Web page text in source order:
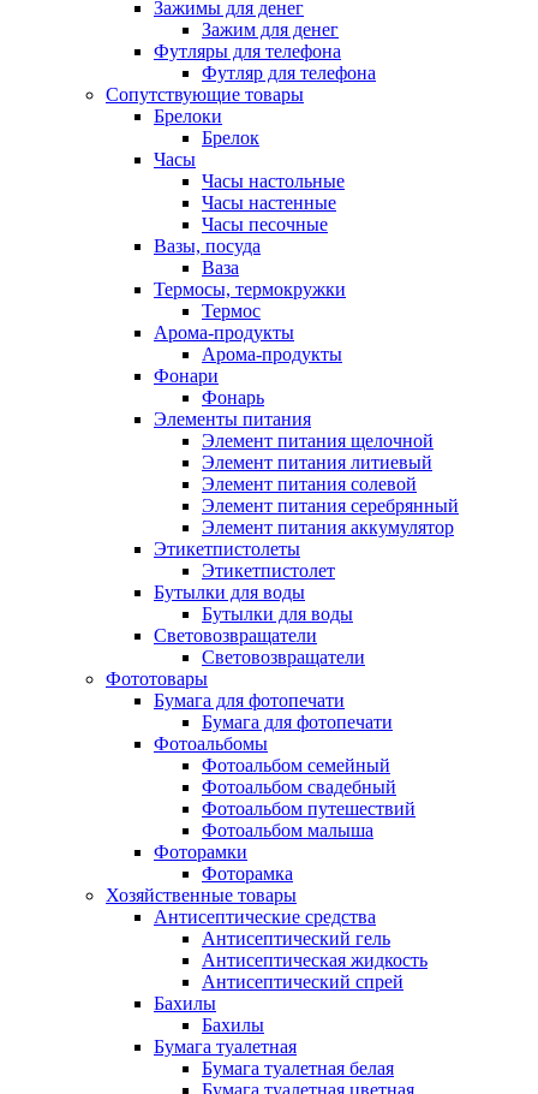
Зажимы для денег
Зажим для денег
Футляры для телефона
Футляр для телефона
Сопутствующие товары
Брелоки
Брелок
Часы
Часы настольные
Часы настенные
Часы песочные
Вазы, посуда
Ваза
Термосы, термокружки
Термос
Арома-продукты
Арома-продукты
Фонари
Фонарь
Элементы питания
Элемент питания щелочной
Элемент питания литиевый
Элемент питания солевой
Элемент питания серебрянный
Элемент питания аккумулятор
Этикетпистолеты
Этикетпистолет
Бутылки для воды
Бутылки для воды
Световозвращатели
Световозвращатели
Фототовары
Бумага для фотопечати
Бумага для фотопечати
Фотоальбомы
Фотоальбом семейный
Фотоальбом свадебный
Фотоальбом путешествий
Фотоальбом малыша
Фоторамки
Фоторамка
Хозяйственные товары
Антисептические средства
Антисептический гель
Антисептическая жидкость
Антисептический спрей
Бахилы
Бахилы
Бумага туалетная
Бумага туалетная белая
Бумага туалетная цветная